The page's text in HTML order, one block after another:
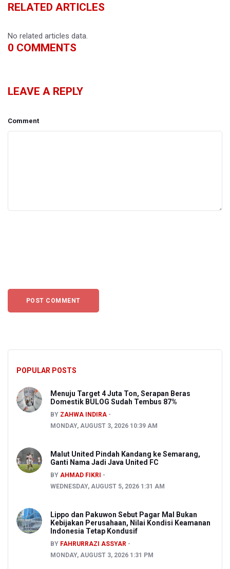
RELATED ARTICLES
No related articles data.
0 COMMENTS
LEAVE A REPLY
Comment
POPULAR POSTS
Menuju Target 4 Juta Ton, Serapan Beras
Domestik BULOG Sudah Tembus 87%
BY ZAHWA INDIRA
MONDAY, AUGUST 3, 2026 10:39 AM
Malut United Pindah Kandang ke Semarang,
Ganti Nama Jadi Java United FC
BY AHMAD FIKRI
WEDNESDAY, AUGUST 5, 2026 1:31 AM
Lippo dan Pakuwon Sebut Pagar Mal Bukan
Kebijakan Perusahaan, Nilai Kondisi Keamanan
Indonesia Tetap Kondusif
BY FAHRURRAZI ASSYAR
MONDAY, AUGUST 3, 2026 1:31 PM